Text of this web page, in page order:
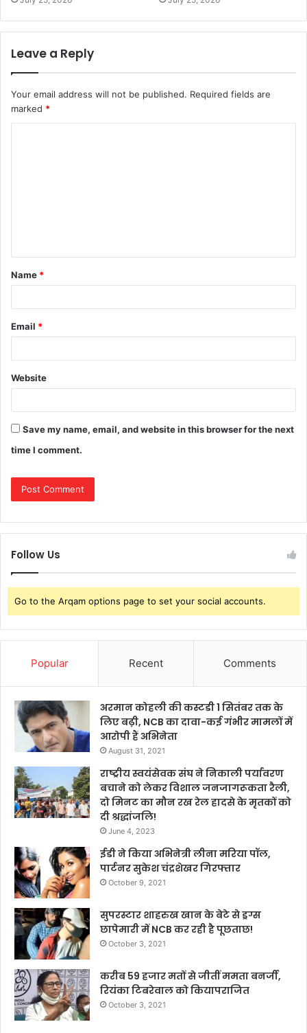
Leave a Reply
Your email address will not be published. Required fields are
marked *
t
*
Name *
Email *
Website
Save my name, email, and website in this browser for the next
time I comment.
Follow Us
Go to the Arqam options page to set your social accounts.
Popular Recent Comments
अरमान कोहली की कस्टडी 1 सितंबर तक के
लिए बढ़ी, NCB का दावा-कई गंभीर मामलों में
आरोपी हैं अभिनेता
August 31, 2021
राष्ट्रीय स्वयंसेवक संघ ने निकाली पर्यावरण
बचाने को लेकर विशाल जनजागरूकता रैली,
दो मिनट का मौन रख रेल हादसे के मृतकों को
दी श्रद्धांजलि!
June 4, 2023
ईडी ने किया अभिनेत्री लीना मरिया पॉल,
पार्टनर सुकेश चंद्रशेखर गिरफ्तार
October 9, 2021
सुपरस्टार शाहरुख खान के बेटे से ड्रग्स
छापेमारी में NCB कर रही है पूछताछ!
October 3, 2021
करीब 59 हजार मतों से जीतीं ममता बनर्जी,
रियंका टिबरेवाल को कियापराजित
October 3, 2021